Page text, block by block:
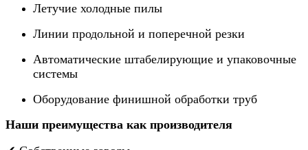
Летучие холодные пилы
Линии продольной и поперечной резки
Автоматические штабелирующие и упаковочные
системы
Оборудование финишной обработки труб
Наши преимущества как производителя